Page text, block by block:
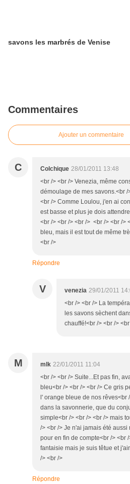
savons les marbrés de Venise
Commentaires
Ajouter un commentaire
C Colchique 28/01/2011 13:48
<br /> <br /> Venezia, même
démoulage de mes savons.<br
<br /> Comme Loulou, j'en ai
est basse et plus je dois
<br /> <br /> <br /> <br /> <br />
bleu, mais il est tout de même
<br />
Répondre
V venezia 29/01/2011
<br /> <br /> La
les savons sèchent
chauffé!<br /> <br />
M mlk 22/01/2011 11:04
<br /> <br /> Suite...Et pas fin,
bleu<br /> <br /> <br /> Ce gris
l' orange bleue de nos rêves<br
dans la savonnerie, que du
simple<br /> <br /> <br /> mais
/> <br /> Je n'ai jamais été
pour en fin de compte<br /> <br
fantaisie mais je suis têtue et
/> <br />
Répondre